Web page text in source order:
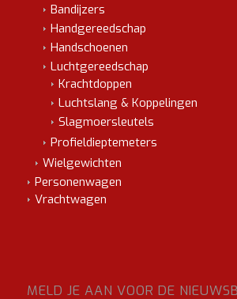
Bandijzers
Handgereedschap
Handschoenen
Luchtgereedschap
Krachtdoppen
Luchtslang & Koppelingen
Slagmoersleutels
Profieldieptemeters
Wielgewichten
Personenwagen
Vrachtwagen
MELD JE AAN VOOR DE